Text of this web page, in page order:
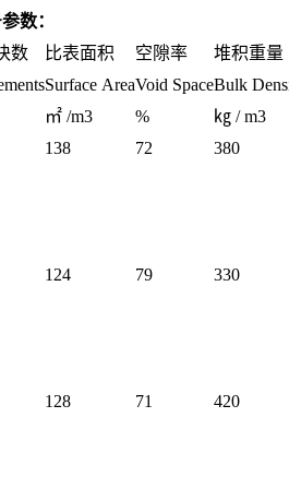
数：
数
比表面积
Surface Area
㎡ /m3
空隙率
Void Space
%
堆积重量
Bulk
㎏ / m3
138 72 380
124 79 330
128 71 420